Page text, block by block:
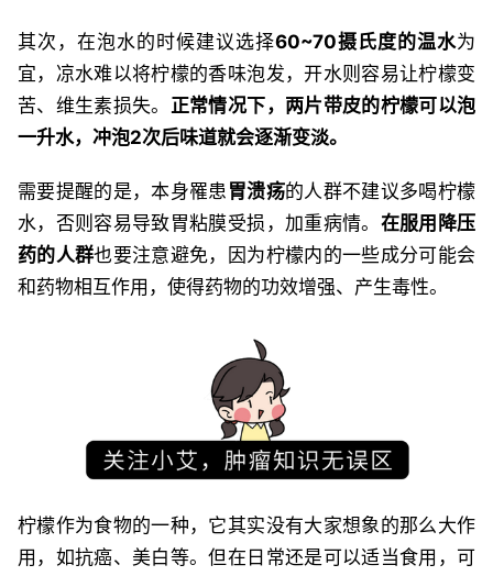
其次，在泡水的时候建议选择60~70摄氏度的温水为
宜，凉水难以将柠檬的香味泡发，开水则容易让柠檬变
苦、维生素损失。 正常情况下，两片带皮的柠檬可以泡
一升水，冲泡2次后味道就会逐渐变淡。
需要提醒的是，本身罹患 胃溃疡的人群不建议多喝柠檬
水，否则容易导致胃粘膜受损，加重病情。 在服用降压
药的人群也要注意避免，因为柠檬内的一些成分可能会
和药物相互作用，使得药物的功效增强、产生毒性。
柠檬作为食物的一种，它其实没有大家想象的那么大作
用，如抗癌、美白等。但在日常还是可以适当食用，可